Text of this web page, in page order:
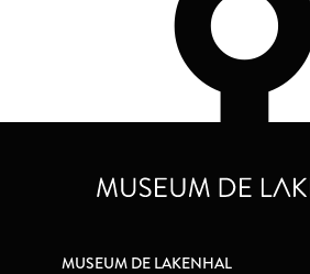
MUSEUM DE LAKENHAL